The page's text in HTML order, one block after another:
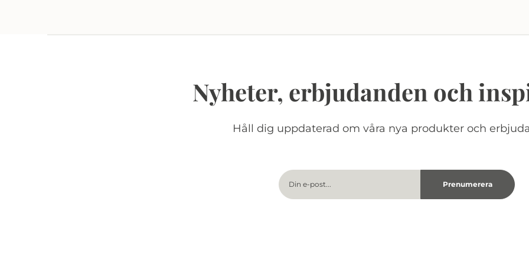
Nyheter, erbjudanden och
Håll dig uppdaterad om våra nya produkter och